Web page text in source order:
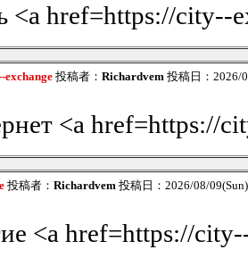
<a href=https://city--
exchange 投稿者： Richardvem 投稿日：2026/
<a href=https://
投稿者： Richardvem 投稿日：2026/08/
<a href=https://